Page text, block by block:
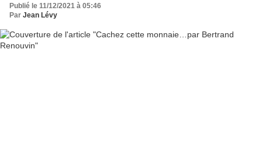
Publié le 11/12/2021 à 05:46
Par Jean Lévy